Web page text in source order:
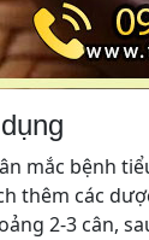
mắc bệnh
thêm các
2-3 cân,